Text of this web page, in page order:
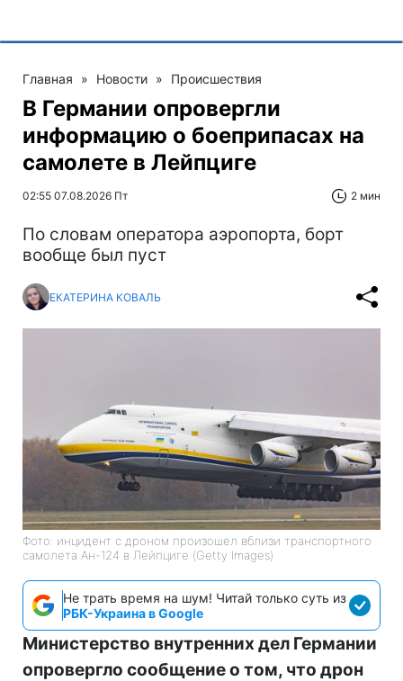
Главная » Новости » Происшествия
В Германии опровергли
информацию о боеприпасах на
самолете в Лейпциге
02:55 07.08.2026 Пт 2 мин
По словам оператора аэропорта, борт
вообще был пуст
ЕКАТЕРИНА КОВАЛЬ
Фото: инцидент с дроном произошел вблизи транспортного
самолета Ан-124 в Лейпциге (Getty Images)
Не трать время на шум! Читай только суть из
РБК-Украина в Google
Министерство внутренних дел Германии
опровергло сообщение о том, что дрон